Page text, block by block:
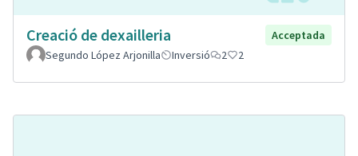
Creació de dexailleria
Acceptada
Segundo López Arjonilla
Inversió 2 2